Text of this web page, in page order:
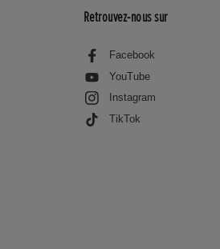
Retrouvez-nous sur
Facebook
YouTube
Instagram
TikTok